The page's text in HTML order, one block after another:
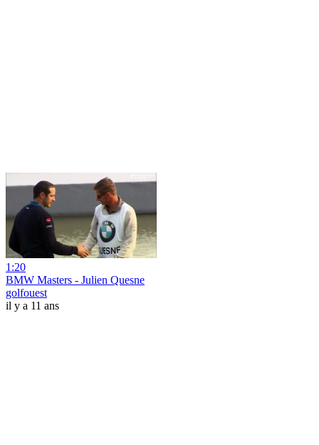
1:20
BMW Masters - Julien Quesne
golfouest
il y a 11 ans